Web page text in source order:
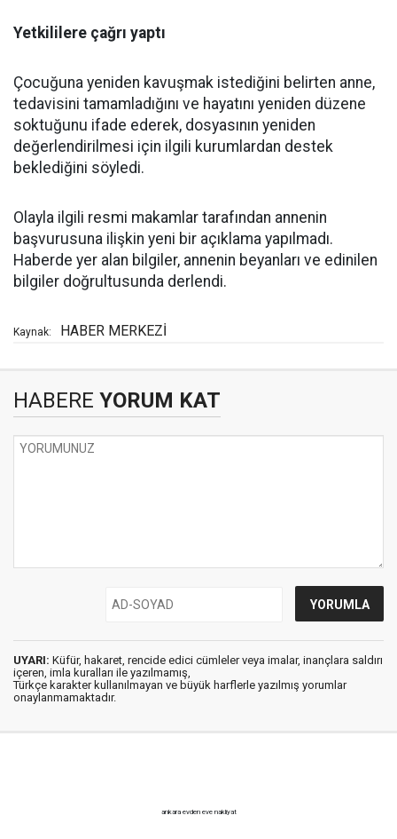
Yetkililere çağrı yaptı
Çocuğuna yeniden kavuşmak istediğini belirten anne,
tedavisini tamamladığını ve hayatını yeniden düzene
soktuğunu ifade ederek, dosyasının yeniden
değerlendirilmesi için ilgili kurumlardan destek
beklediğini söyledi.
Olayla ilgili resmi makamlar tarafından annenin
başvurusuna ilişkin yeni bir açıklama yapılmadı.
Haberde yer alan bilgiler, annenin beyanları ve edinilen
bilgiler doğrultusunda derlendi.
Kaynak: HABER MERKEZİ
HABERE YORUM KAT
UYARI: Küfür, hakaret, rencide edici cümleler veya imalar, inançlara saldırı
içeren, imla kuralları ile yazılmamış,
Türkçe karakter kullanılmayan ve büyük harflerle yazılmış yorumlar
onaylanmamaktadır.
ankara evden eve nakliyat